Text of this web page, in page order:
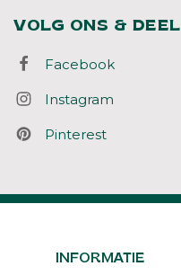
VOLG ONS & DEEL
Facebook
Instagram
Pinterest
INFORMATIE